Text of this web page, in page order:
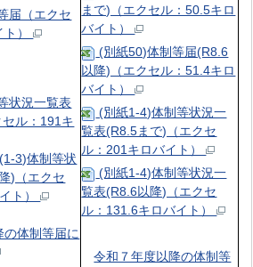
届（エクセ
ト）
状況一覧表
ル：191キ
3)体制等状
)（エクセ
ト）
の体制等届に
まで)（エクセル：50.5キロ
バイト）
(別紙50)体制等届(R8.6
以降)（エクセル：51.4キロ
バイト）
(別紙1-4)体制等状況一
覧表(R8.5まで)（エクセ
ル：201キロバイト）
(別紙1-4)体制等状況一
覧表(R8.6以降)（エクセ
ル：131.6キロバイト）
令和７年度以降の体制等